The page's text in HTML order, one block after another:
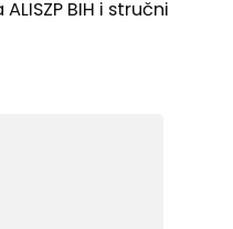
BIH i stručni